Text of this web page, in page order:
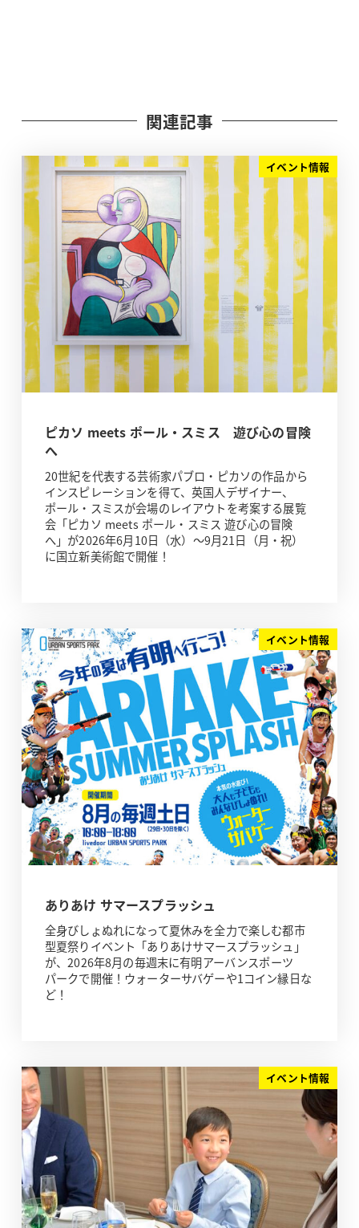
関連記事
イベント情報
ピカソ meets ポール・スミス 遊び心の冒険
へ
20世紀を代表する芸術家パブロ・ピカソの作品から
インスピレーションを得て、英国人デザイナー、
ポール・スミスが会場のレイアウトを考案する展覧
会「ピカソ meets ポール・スミス 遊び心の冒険
へ」が2026年6月10日（水）～9月21日（月・祝）
に国立新美術館で開催！
イベント情報
ありあけ サマースプラッシュ
全身びしょぬれになって夏休みを全力で楽しむ都市
型夏祭りイベント「ありあけサマースプラッシュ」
が、2026年8月の毎週末に有明アーバンスポーツ
パークで開催！ウォーターサバゲーや1コイン縁日な
ど！
イベント情報